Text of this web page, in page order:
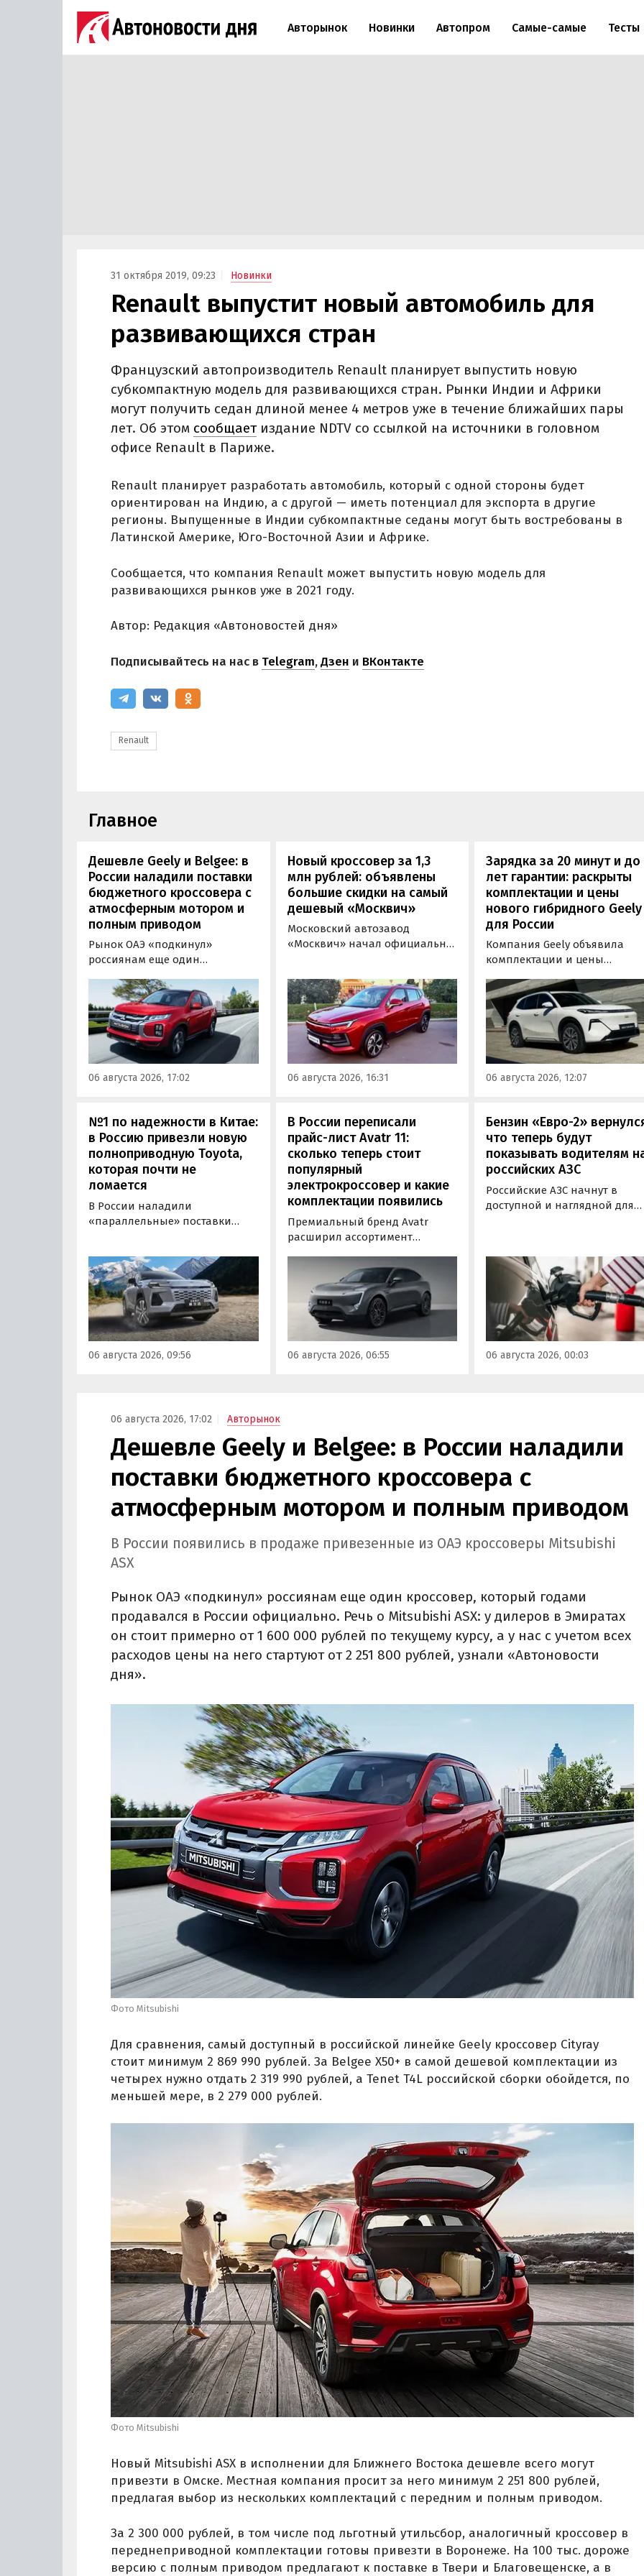
Авторынок Новинки Автопром Самые-самые Тесты
31 октября 2019, 09:23 Новинки
Renault выпустит новый автомобиль для
развивающихся стран
Французский автопроизводитель Renault планирует выпустить новую
субкомпактную модель для развивающихся стран. Рынки Индии и Африки
могут получить седан длиной менее 4 метров уже в течение ближайших пары
лет. Об этом сообщаетиздание NDTV со ссылкой на источники в головном
офисе Renault в Париже.
Renault планирует разработать автомобиль, который с одной стороны будет
ориентирован на Индию, а с другой — иметь потенциал для экспорта в другие
регионы. Выпущенные в Индии субкомпактные седаны могут быть востребованы в
Латинской Америке, Юго-Восточной Азии и Африке.
Сообщается, что компания Renault может выпустить новую модель для
развивающихся рынков уже в 2021 году.
Автор: Редакция «Автоновостей дня»
Подписывайтесь на нас в Telegram,Дзен и ВКонтакте
Renault
Главное
Дешевле Geely и Belgee: в
России наладили поставки
бюджетного кроссовера с
атмосферным мотором и
полным приводом
Рынок ОАЭ «подкинул»
россиянам еще один
продавался в России
официально. Речь о Mitsubishi
ASX: у дилеров в Эмиратах он
стоит примерно от 1 600 000
рублей по текущему курсу, а у
нас с учетом всех расходов
цены на него стартуют от 2 251
06 августа 2026, 17:02
Новый кроссовер за 1,3
млн рублей: объявлены
большие скидки на самый
дешевый «Москвич»
Московский автозавод
«Москвич» начал официально
прямой выгодой в размере 360
тыс. рублей. Получить такую
скидку можно при покупке
нового автомобиля 2025 или
2026 года выпуска в период с 4
по 31 августа, сообщили в
пресс-службе компании.
06 августа 2026, 16:31
Зарядка за 20 минут и
лет гарантии: раскрыты
комплектации и цены
нового гибридного Geely
для России
Компания Geely объявила
комплектации и цены
новой версии EM-R с
установкой
типа. Автомобиль оснащен
инновационной системой
названием Electric Motor
Extended Range (EM-R) и
заряжаться от 30 до 80%
06 августа 2026, 12:07
№1 по надежности в Китае:
в Россию привезли новую
полноприводную Toyota,
которая почти не
ломается
В России наладили
«параллельные» поставки
копией RAV4 для китайского
рынка. Там он стоит минимум 2
000 000 рублей по текущему
курсу, а у нас с учетом всех
расходов цены на них стартуют
от 3 700 000 рублей, выяснили
«Автоновости дня».
06 августа 2026, 09:56
В России переписали
прайс-лист Avatr 11:
сколько теперь стоит
популярный
электрокроссовер и какие
комплектации появились
Премиальный бренд Avatr
расширил ассортимент
кроссовера Avatr 11 в России
версиями 2026 года. Вместе с
этим из его прайс-листа
исчезло единственное
заднеприводное исполнение,
а минимальная цена модели
выросла на 760 тыс. рублей,
06 августа 2026, 06:55
Бензин «Евро-2»
что теперь будут
показывать водителям
российских АЗС
Российские АЗС начнут в
доступной и наглядной для
отпускаемого топлива. Это
позволит автовладельцам
осознанно выбрать топливо
определенного класса — от
«Евро-2» до «Евро-5»,
сообщили в Минэнерго РФ.
06 августа 2026, 00:03
06 августа 2026, 17:02 Авторынок
Дешевле Geely и Belgee: в России наладили
поставки бюджетного кроссовера с
атмосферным мотором и полным приводом
В России появились в продаже привезенные из ОАЭ кроссоверы Mitsubishi
ASX
Рынок ОАЭ «подкинул» россиянам еще один кроссовер, который годами
продавался в России официально. Речь о Mitsubishi ASX: у дилеров в Эмиратах
он стоит примерно от 1 600 000 рублей по текущему курсу, а у нас с учетом всех
расходов цены на него стартуют от 2 251 800 рублей, узнали «Автоновости
дня».
Фото Mitsubishi
Для сравнения, самый доступный в российской линейке Geely кроссовер Cityray
стоит минимум 2 869 990 рублей. За Belgee X50+ в самой дешевой комплектации из
четырех нужно отдать 2 319 990 рублей, а Tenet T4L российской сборки обойдется, по
меньшей мере, в 2 279 000 рублей.
Фото Mitsubishi
Новый Mitsubishi ASX в исполнении для Ближнего Востока дешевле всего могут
привезти в Омске. Местная компания просит за него минимум 2 251 800 рублей,
предлагая выбор из нескольких комплектаций с передним и полным приводом.
За 2 300 000 рублей, в том числе под льготный утильсбор, аналогичный кроссовер в
переднеприводной комплектации готовы привезти в Воронеже. На 100 тыс. дороже
версию с полным приводом предлагают к поставке в Твери и Благовещенске, а в